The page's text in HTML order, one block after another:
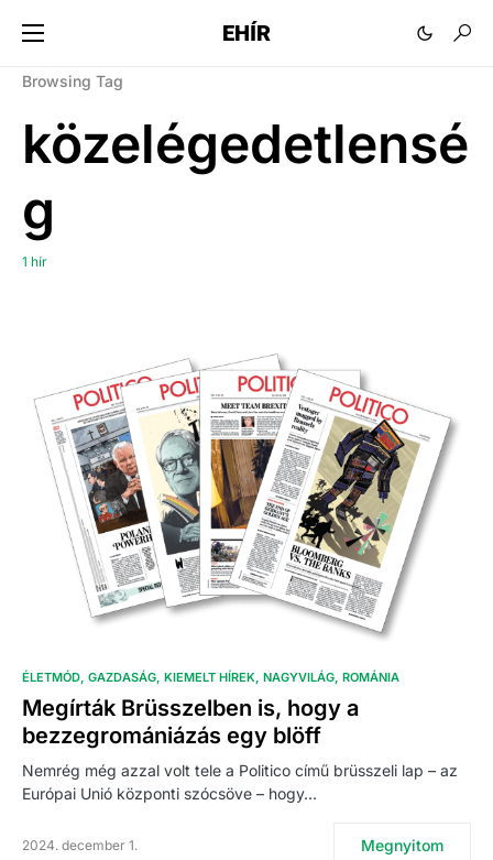
EHÍR
Browsing Tag
közelégedetlensé
g
1 hír
ÉLETMÓD GAZDASÁG KIEMELT HÍREK NAGYVILÁG ROMÁNIA
Megírták Brüsszelben is, hogy a
bezzegromániázás egy blöff
Nemrég még azzal volt tele a Politico című brüsszeli lap – az
Európai Unió központi szócsöve – hogy…
2024. december 1. Megnyitom